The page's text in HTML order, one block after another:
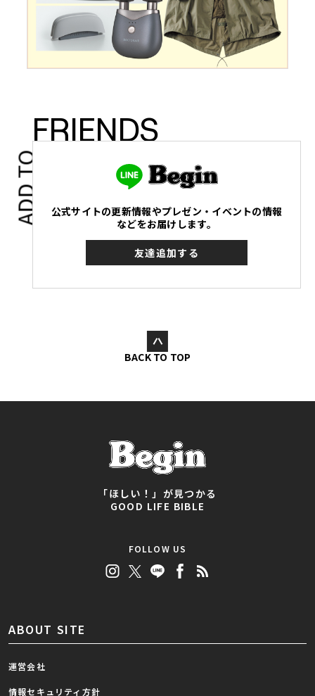
ADD TO
FRIENDS
公式サイトの更新情報やプレゼン・イベントの情報
などをお届けします。
友達追加する
BACK TO TOP
「ほしい！」が見つかる
GOOD LIFE BIBLE
FOLLOW US
ABOUT SITE
運営会社
情報セキュリティ方針